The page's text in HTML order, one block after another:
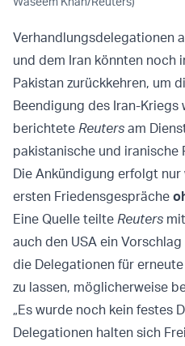
Verhandlungsdelegationen
und dem Iran könnten noch
Pakistan zurückkehren, um
Beendigung des Iran-Kriegs
berichtete Reuters am
pakistanische und iranische
Die Ankündigung erfolgt
ersten Friedensgespräche
Eine Quelle teilte Reuters
auch den USA ein
die Delegationen für
zu lassen, möglicherweise
„Es wurde noch kein festes
Delegationen halten sich